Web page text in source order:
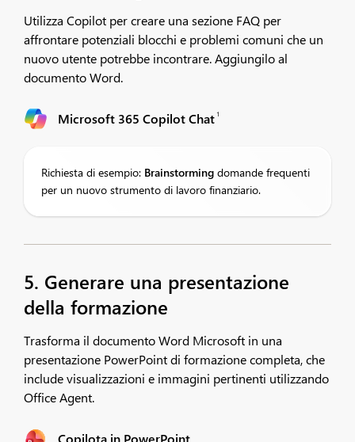
Utilizza Copilot per creare una sezione FAQ per
affrontare potenziali blocchi e problemi comuni che un
nuovo utente potrebbe incontrare. Aggiungilo al
documento Word.​
Microsoft 365 Copilot Chat 1
Richiesta di esempio: Brainstorming domande frequenti
per un nuovo strumento di lavoro finanziario.
5. Generare una presentazione
della formazione
Trasforma il documento Word Microsoft in una
presentazione PowerPoint di formazione completa, che
include visualizzazioni e immagini pertinenti utilizzando
Office Agent.
Copilota in PowerPoint